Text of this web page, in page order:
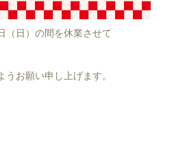
（日）の間を休業させて
お願い申し上げます。